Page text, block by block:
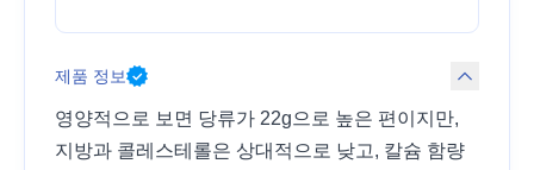
제품 정보
영양적으로 보면 당류가 22g으로 높은 편이지만,
지방과 콜레스테롤은 상대적으로 낮고, 칼슘 함량